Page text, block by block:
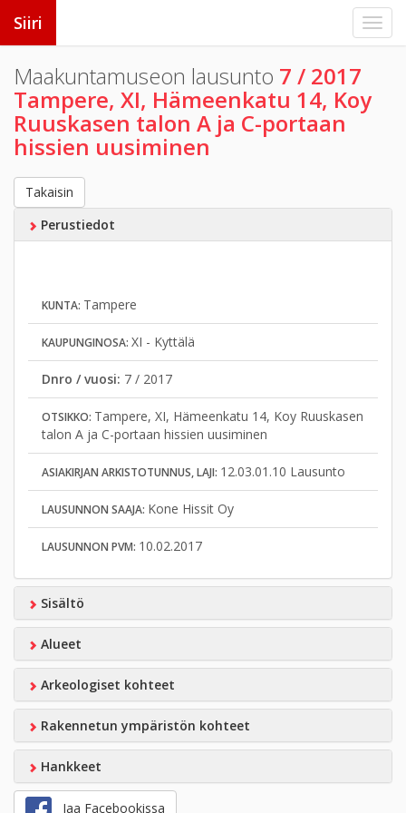
Siiri
Maakuntamuseon lausunto 7 / 2017
Tampere, XI, Hämeenkatu 14, Koy
Ruuskasen talon A ja C-portaan
hissien uusiminen
Takaisin
Perustiedot
KUNTA: Tampere
KAUPUNGINOSA: XI - Kyttälä
Dnro / vuosi: 7 / 2017
OTSIKKO: Tampere, XI, Hämeenkatu 14, Koy Ruuskasen
talon A ja C-portaan hissien uusiminen
ASIAKIRJAN ARKISTOTUNNUS, LAJI: 12.03.01.10 Lausunto
LAUSUNNON SAAJA: Kone Hissit Oy
LAUSUNNON PVM: 10.02.2017
Sisältö
Alueet
Arkeologiset kohteet
Rakennetun ympäristön kohteet
Hankkeet
Jaa Facebookissa